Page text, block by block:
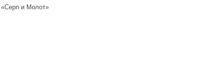
«Серп и Молот»